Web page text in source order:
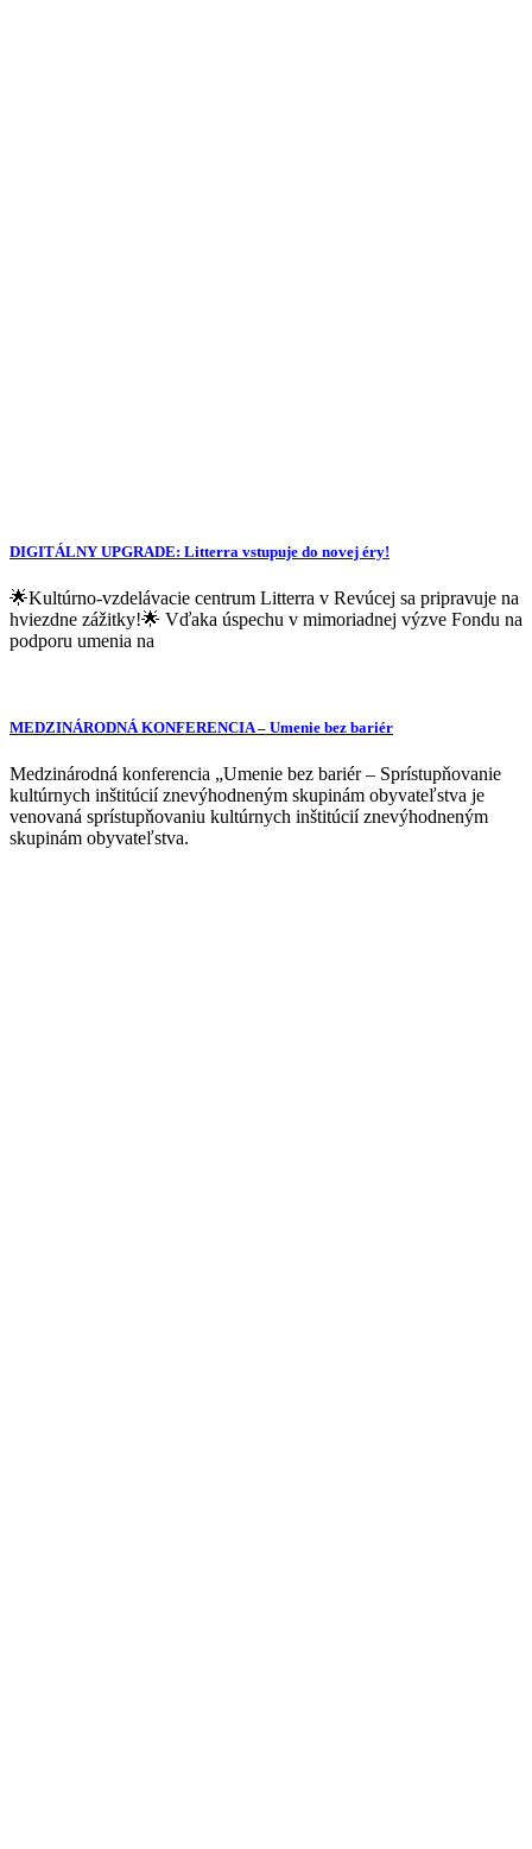
DIGITÁLNY UPGRADE: Litterra vstupuje do novej éry!
🌟Kultúrno-vzdelávacie centrum Litterra v Revúcej sa pripravuje na
hviezdne zážitky!🌟 Vďaka úspechu v mimoriadnej výzve Fondu na
podporu umenia na
MEDZINÁRODNÁ KONFERENCIA – Umenie bez bariér
Medzinárodná konferencia „Umenie bez bariér – Sprístupňovanie
kultúrnych inštitúcií znevýhodneným skupinám obyvateľstva je
venovaná sprístupňovaniu kultúrnych inštitúcií znevýhodneným
skupinám obyvateľstva.